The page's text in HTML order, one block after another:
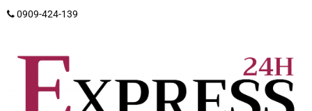
0909-424-139